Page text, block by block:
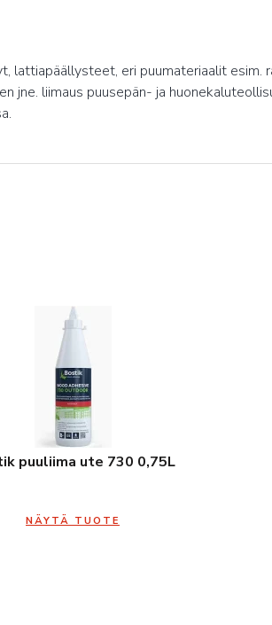
lattiapäällysteet, eri puumateriaalit esim.
jne. liimaus puusepän- ja
puuliima ute 730 0,75L
NÄYTÄ TUOTE